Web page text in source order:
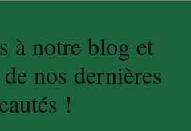
à notre blog et
nos dernières
!